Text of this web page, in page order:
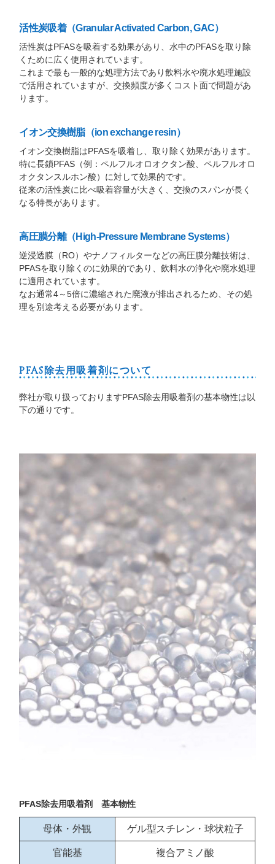
活性炭吸着（Granular Activated Carbon, GAC）
活性炭はPFASを吸着する効果があり、水中のPFASを取り除
くために広く使用されています。
これまで最も一般的な処理方法であり飲料水や廃水処理施設
で活用されていますが、交換頻度が多くコスト面で問題があ
ります。
イオン交換樹脂（ion exchange resin）
イオン交換樹脂はPFASを吸着し、取り除く効果があります。
特に長鎖PFAS（例：ペルフルオロオクタン酸、ペルフルオロ
オクタンスルホン酸）に対して効果的です。
従来の活性炭に比べ吸着容量が大きく、交換のスパンが長く
なる特長があります。
高圧膜分離（High-Pressure Membrane Systems）
逆浸透膜（RO）やナノフィルターなどの高圧膜分離技術は、
PFASを取り除くのに効果的であり、飲料水の浄化や廃水処理
に適用されています。
なお通常4～5倍に濃縮された廃液が排出されるため、その処
理を別途考える必要があります。
PFAS除去用吸着剤について
弊社が取り扱っておりますPFAS除去用吸着剤の基本物性は以
下の通りです。
PFAS除去用吸着剤 基本物性
母体・外観 ゲル型スチレン・球状粒子
官能基 複合アミノ酸